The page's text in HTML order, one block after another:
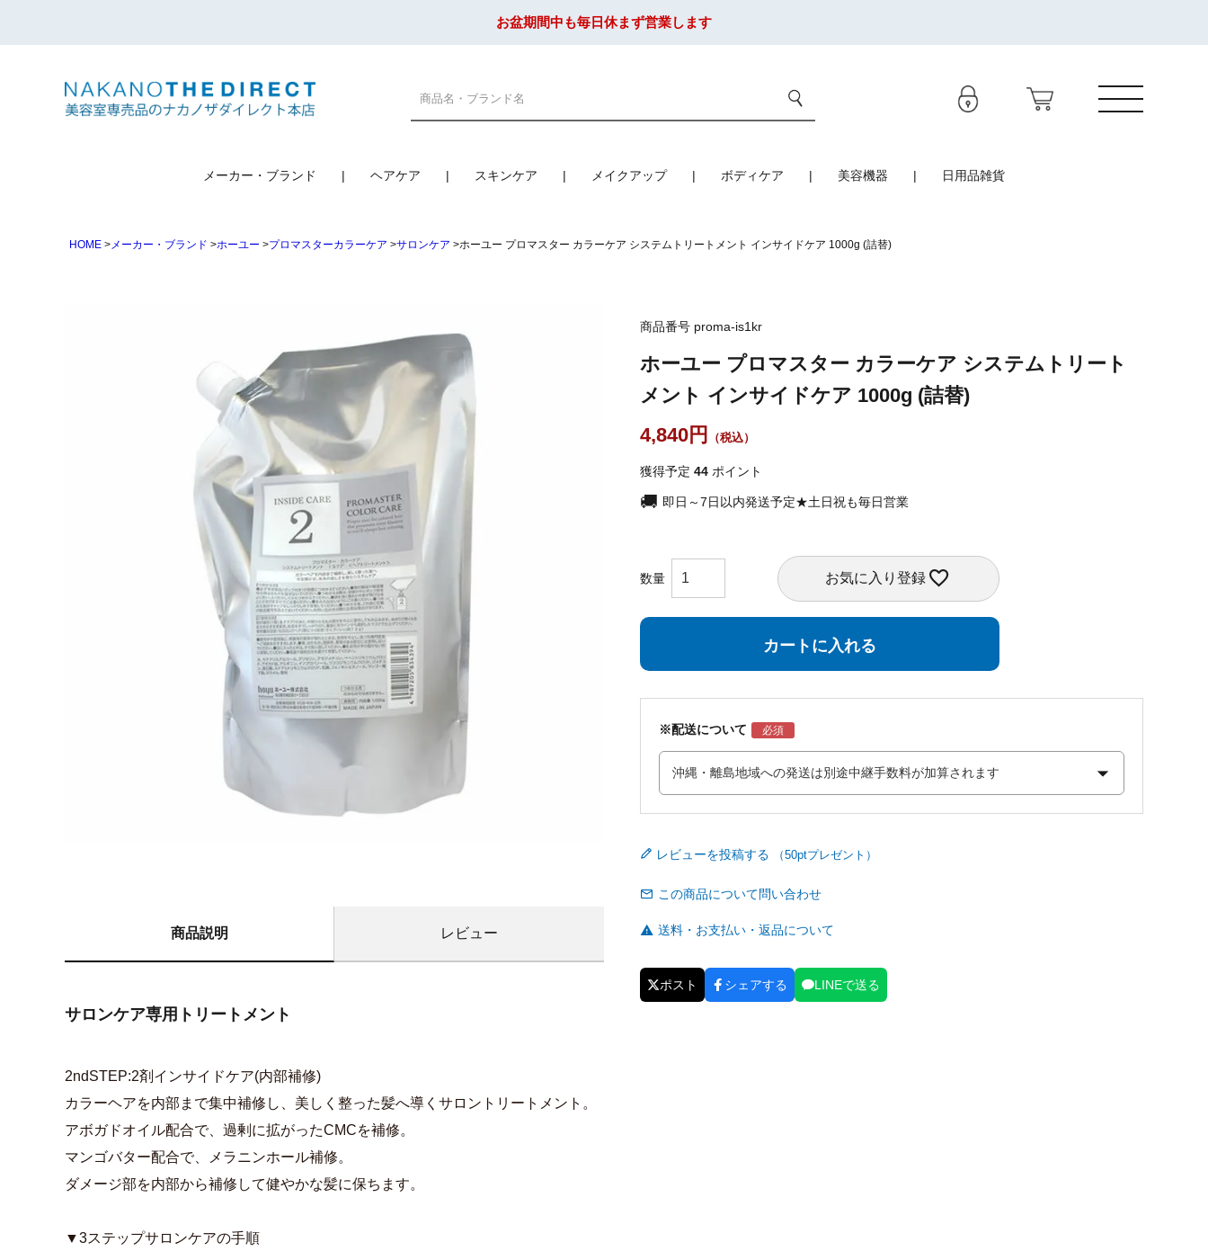
お盆期間中も毎日休まず営業します
メーカー・ブランド ヘアケア スキンケア メイクアップ ボディケア 美容機器 日用品雑貨
HOME メーカー・ブランド ホーユー プロマスターカラーケア サロンケア ホーユー プロマスター カラーケア システムトリートメント インサイドケア 1000g (詰替)
商品説明 レビュー
サロンケア専用トリートメント
2ndSTEP:2剤インサイドケア(内部補修)
カラーヘアを内部まで集中補修し、美しく整った髪へ導くサロントリートメント。
アボガドオイル配合で、過剰に拡がったCMCを補修。
マンゴバター配合で、メラニンホール補修。
ダメージ部を内部から補修して健やかな髪に保ちます。
▼3ステップサロンケアの手順
商品番号 proma-is1kr
ホーユー プロマスター カラーケア システムトリート
メント インサイドケア 1000g (詰替)
4,840
獲得予定 44 ポイント
即日～7日以内発送予定★土日祝も毎日営業
お気に入り登録
カートに入れる
※配送について
レビューを投稿する
この商品について問い合わせ
送料・お支払い・返品について
ポスト シェアする LINEで送る